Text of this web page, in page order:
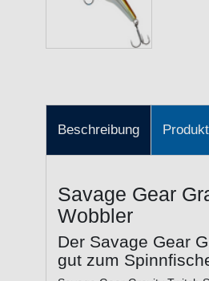
Beschreibung
Savage Gear
Wobbler
Der Savage Gear
gut zum